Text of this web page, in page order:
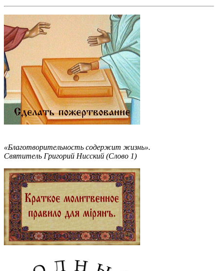
«Благотворительность содержит жизнь».
Святитель Григорий Нисский (Слово 1)